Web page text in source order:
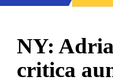
NY:
critica